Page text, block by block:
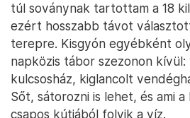
túl soványnak tartottam a 18
ezért hosszabb távot
terepre. Kisgyón egyébként
napközis tábor szezonon
kulcsosház, kiglancolt
Sőt, sátorozni is lehet, és ami
csapos kútjából folyik a víz.